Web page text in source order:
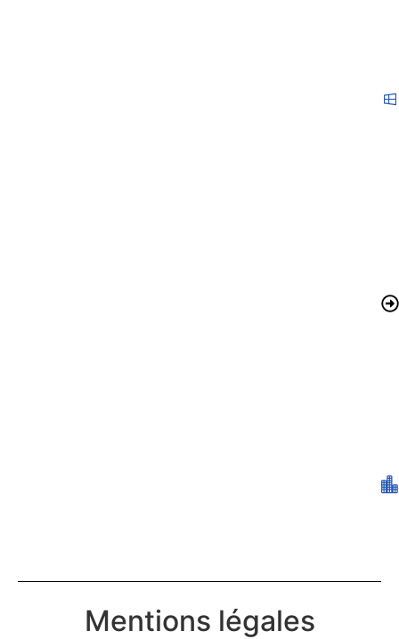
Mentions légales